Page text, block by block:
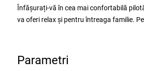
Înfășurați-vă în cea mai confortabilă
va oferi relax și pentru întreaga familie.
împotriva deplasării de umplutură,
Pilota este atestată cu certificatul de
Parametri